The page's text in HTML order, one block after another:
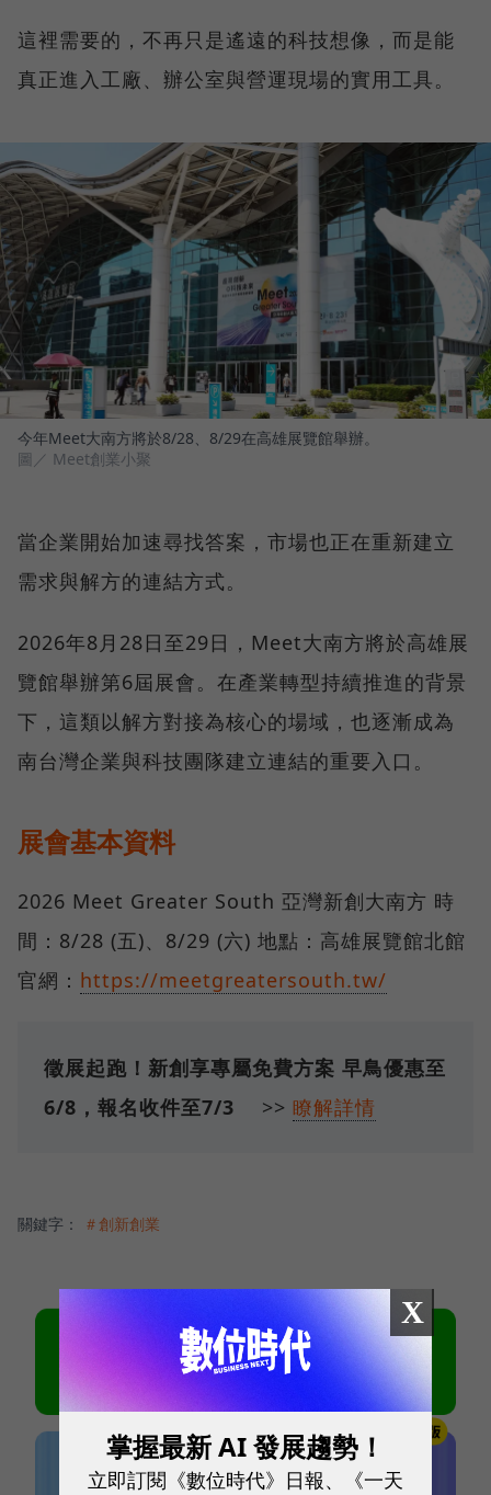
這裡需要的，不再只是遙遠的科技想像，而是能
真正進入工廠、辦公室與營運現場的實用工具。
今年Meet大南方將於8/28、8/29在高雄展覽館舉辦。
圖／ Meet創業小聚
當企業開始加速尋找答案，市場也正在重新建立
需求與解方的連結方式。
2026年8月28日至29日，Meet大南方將於高雄展
覽館舉辦第6屆展會。在產業轉型持續推進的背景
下，這類以解方對接為核心的場域，也逐漸成為
南台灣企業與科技團隊建立連結的重要入口。
展會基本資料
2026 Meet Greater South 亞灣新創大南方 時
間：8/28 (五)、8/29 (六) 地點：高雄展覽館北館
官網： https://meetgreatersouth.tw/
徵展起跑！新創享專屬免費方案 早鳥優惠至
6/8，報名收件至7/3 >> 瞭解詳情
關鍵字： ＃創新創業
X
掌握最新 AI 發展趨勢！
立即訂閱《數位時代》日報、《一天